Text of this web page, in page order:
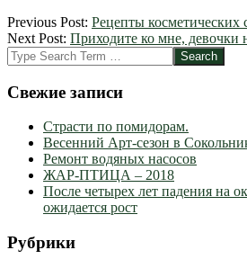
2012-
06-
06
Previous Post: Рецепты косметических
Next Post: Приходите ко мне, девочки
Search
Свежие записи
Страсти по помидорам.
Весенний Арт-сезон в
Ремонт водяных насосов
ЖАР-ПТИЦА – 2018
После четырех лет падения на
ожидается рост
Рубрики